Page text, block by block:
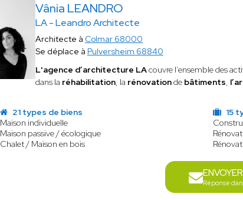
Vânia LEANDRO
LA - Leandro Architecte
Architecte à Colmar 68000
Se déplace à Pulversheim 68840
L'agence d’architecture LAcouvre l’ensemble des
dans la réhabilitation, la rénovationde bâtiments,
21 types de biens
Maison individuelle
Maison passive / écologique
Chalet / Maison en bois
15
Réponse